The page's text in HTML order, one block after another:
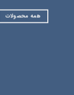
همه محصولات